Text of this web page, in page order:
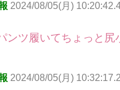
2024/08/05(月)
ンツ履いてちょっと尻
2024/08/05(月)